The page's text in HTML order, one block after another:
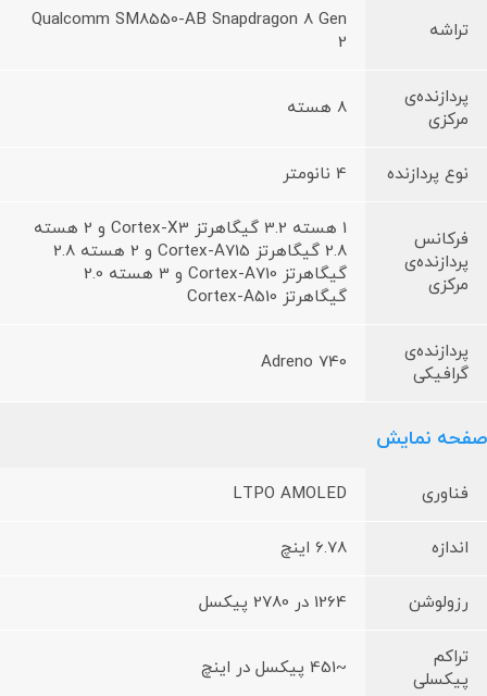
تراشه
Qualcomm SM8550-AB Snapdragon 8 Gen
2
پردازنده‌ی
مرکزی
8 هسته
نوع پردازنده 4 نانومتر
فرکانس
پردازنده‌ی
مرکزی
1 هسته 3.2 گیگاهرتز Cortex-X3 و 2 هسته
2.8 گیگاهرتز Cortex-A715 و 2 هسته 2.8
گیگاهرتز Cortex-A710 و 3 هسته 2.0
گیگاهرتز Cortex-A510
پردازنده‌ی
گرافیکی
Adreno 740
صفحه نمایش
فناوری LTPO AMOLED
اندازه 6.78 اینچ
رزولوشن 1264 در 2780 پیکسل
تراکم
پیکسلی
~451 پیکسل در اینچ